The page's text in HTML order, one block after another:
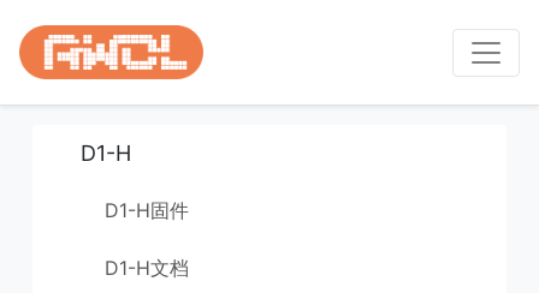
D1-H
D1-H固件
D1-H文档